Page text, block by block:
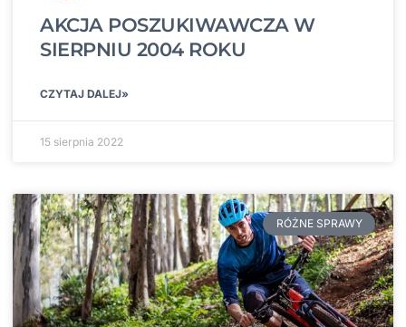
AKCJA POSZUKIWAWCZA W
SIERPNIU 2004 ROKU
CZYTAJ DALEJ»
15 sierpnia 2022
RÓŻNE SPRAWY